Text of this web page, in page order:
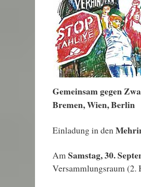
Gemeinsam gegen
Bremen, Wien, Berlin
Einladung in den
AmSamstag, 30.
Versammlungsraum